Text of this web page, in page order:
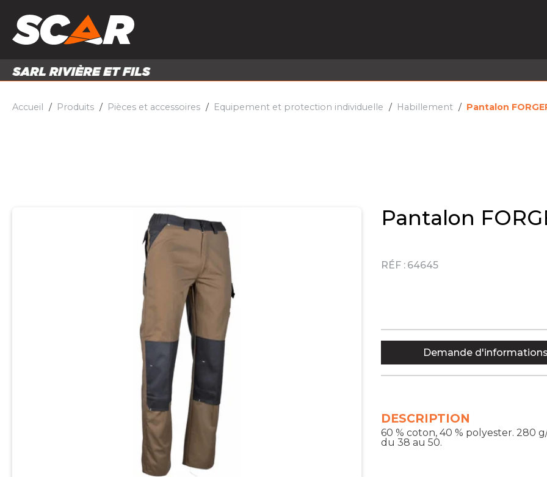
PIÈCES ET ACCESSOIRES
Accueil Produits Pièces et accessoires Equipement et protection individuelle Habillement Pantalon
Pantalon
RÉF : 64645
DESCRIPTION
60 % coton, 40 % polyester. 280
du 38 au 50.
Demande d'informations